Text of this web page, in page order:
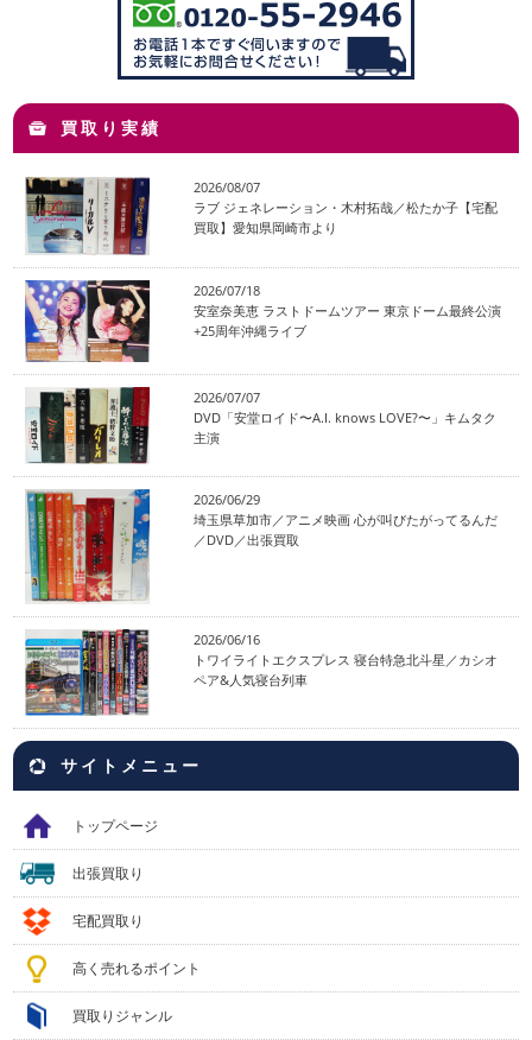
買取り実績
2026/08/07
ラブ ジェネレーション・木村拓哉／松たか子【宅配
買取】愛知県岡崎市より
2026/07/18
安室奈美恵 ラストドームツアー 東京ドーム最終公演
+25周年沖縄ライブ
2026/07/07
DVD「安堂ロイド〜A.I. knows LOVE?〜」キムタク
主演
2026/06/29
埼玉県草加市／アニメ映画 心が叫びたがってるんだ
／DVD／出張買取
2026/06/16
トワイライトエクスプレス 寝台特急北斗星／カシオ
ペア&人気寝台列車
サイトメニュー
トップページ
出張買取り
宅配買取り
高く売れるポイント
買取りジャンル